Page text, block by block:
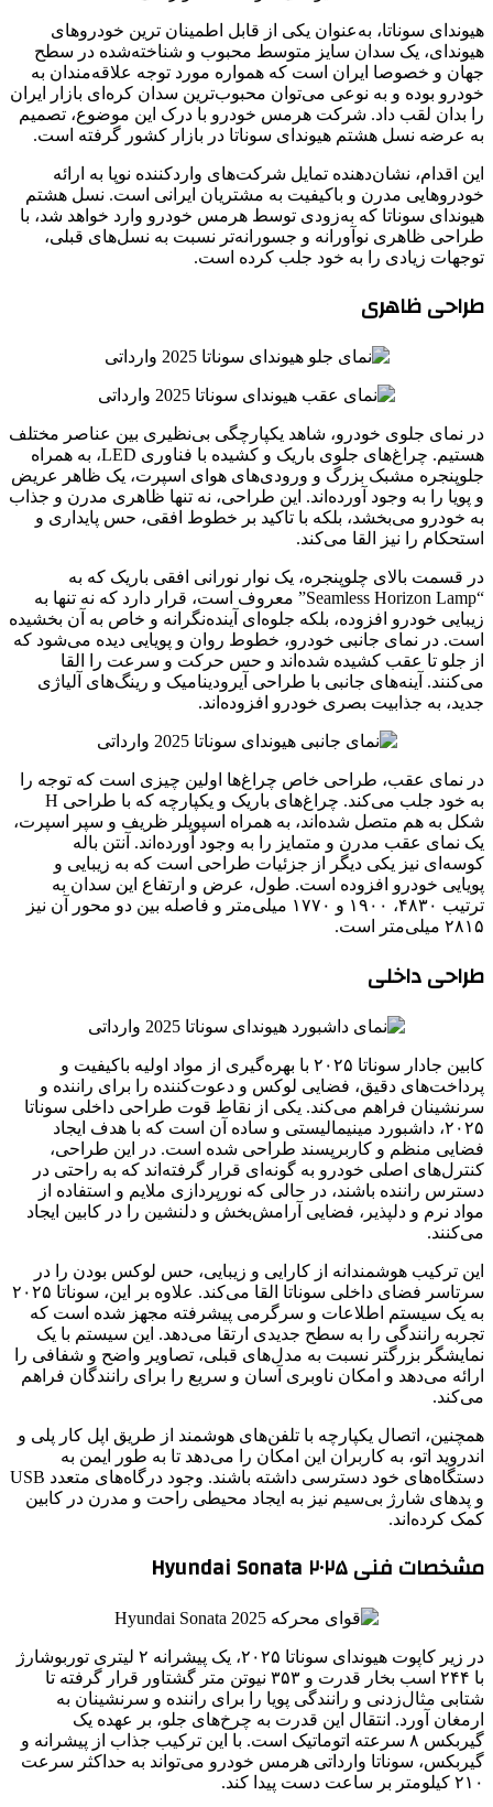
هیوندای سوناتا، به‌عنوان یکی از قابل اطمینان ترین خودروهای
هیوندای، یک سدان سایز متوسط محبوب و شناخته‌شده در سطح
جهان و خصوصا ایران است که همواره مورد توجه علاقه‌مندان به
خودرو بوده و به نوعی می‌توان محبوب‌ترین سدان کره‌ای بازار ایران
را بدان لقب داد. شرکت هرمس خودرو با درک این موضوع، تصمیم
به عرضه نسل هشتم هیوندای سوناتا در بازار کشور گرفته است.
این اقدام، نشان‌دهنده تمایل شرکت‌های واردکننده نوپا به ارائه
خودروهایی مدرن و باکیفیت به مشتریان ایرانی است. نسل هشتم
هیوندای سوناتا که به‌زودی توسط هرمس خودرو وارد خواهد شد، با
طراحی ظاهری نوآورانه و جسورانه‌تر نسبت به نسل‌های قبلی،
توجهات زیادی را به خود جلب کرده است.
طراحی ظاهری
در نمای جلوی خودرو، شاهد یکپارچگی بی‌نظیری بین عناصر مختلف
هستیم. چراغ‌های جلوی باریک و کشیده با فناوری LED، به همراه
جلوپنجره مشبک بزرگ و ورودی‌های هوای اسپرت، یک ظاهر عریض
و پویا را به وجود آورده‌اند. این طراحی، نه تنها ظاهری مدرن و جذاب
به خودرو می‌بخشد، بلکه با تاکید بر خطوط افقی، حس پایداری و
استحکام را نیز القا می‌کند.
در قسمت بالای چلوپنجره، یک نوار نورانی افقی باریک که به
“Seamless Horizon Lamp” معروف است، قرار دارد که نه تنها به
زیبایی خودرو افزوده، بلکه جلوه‌ای آینده‌نگرانه و خاص به آن بخشیده
است. در نمای جانبی خودرو، خطوط روان و پویایی دیده می‌شود که
از جلو تا عقب کشیده شده‌اند و حس حرکت و سرعت را القا
می‌کنند. آینه‌های جانبی با طراحی آیرودینامیک و رینگ‌های آلیاژی
جدید، به جذابیت بصری خودرو افزوده‌اند.
در نمای عقب، طراحی خاص چراغ‌ها اولین چیزی است که توجه را
به خود جلب می‌کند. چراغ‌های باریک و یکپارچه که با طراحی H
شکل به هم متصل شده‌اند، به همراه اسپویلر ظریف و سپر اسپرت،
یک نمای عقب مدرن و متمایز را به وجود آورده‌اند. آنتن باله
کوسه‌ای نیز یکی دیگر از جزئیات طراحی است که به زیبایی و
پویایی خودرو افزوده است. طول، عرض و ارتفاع این سدان به
ترتیب ۴۸۳۰، ۱۹۰۰ و ۱۷۷۰ میلی‌متر و فاصله بین دو محور آن نیز
۲۸۱۵ میلی‌متر است.
طراحی داخلی
کابین جادار سوناتا ۲۰۲۵ با بهره‌گیری از مواد اولیه باکیفیت و
پرداخت‌های دقیق، فضایی لوکس و دعوت‌کننده را برای راننده و
سرنشینان فراهم می‌کند. یکی از نقاط قوت طراحی داخلی سوناتا
۲۰۲۵، داشبورد مینیمالیستی و ساده آن است که با هدف ایجاد
فضایی منظم و کاربرپسند طراحی شده است. در این طراحی،
کنترل‌های اصلی خودرو به گونه‌ای قرار گرفته‌اند که به راحتی در
دسترس راننده باشند، در حالی که نورپردازی ملایم و استفاده از
مواد نرم و دلپذیر، فضایی آرامش‌بخش و دلنشین را در کابین ایجاد
می‌کنند.
این ترکیب هوشمندانه از کارایی و زیبایی، حس لوکس بودن را در
سرتاسر فضای داخلی سوناتا القا می‌کند. علاوه بر این، سوناتا ۲۰۲۵
به یک سیستم اطلاعات و سرگرمی پیشرفته مجهز شده است که
تجربه رانندگی را به سطح جدیدی ارتقا می‌دهد. این سیستم با یک
نمایشگر بزرگتر نسبت به مدل‌های قبلی، تصاویر واضح و شفافی را
ارائه می‌دهد و امکان ناوبری آسان و سریع را برای رانندگان فراهم
می‌کند.
همچنین، اتصال یکپارچه با تلفن‌های هوشمند از طریق اپل کار پلی و
اندروید اتو، به کاربران این امکان را می‌دهد تا به طور ایمن به
دستگاه‌های خود دسترسی داشته باشند. وجود درگاه‌های متعدد USB
و پدهای شارژ بی‌سیم نیز به ایجاد محیطی راحت و مدرن در کابین
کمک کرده‌اند.
مشخصات فنی Hyundai Sonata ۲۰۲۵
در زیر کاپوت هیوندای سوناتا ۲۰۲۵، یک پیشرانه ۲ لیتری توربوشارژ
با ۲۴۴ اسب بخار قدرت و ۳۵۳ نیوتن متر گشتاور قرار گرفته تا
شتابی مثال‌زدنی و رانندگی پویا را برای راننده و سرنشینان به
ارمغان آورد. انتقال این قدرت به چرخ‌های جلو، بر عهده یک
گیربکس ۸ سرعته اتوماتیک است. با این ترکیب جذاب از پیشرانه و
گیربکس، سوناتا وارداتی هرمس خودرو می‌تواند به حداکثر سرعت
۲۱۰ کیلومتر بر ساعت دست پیدا کند.